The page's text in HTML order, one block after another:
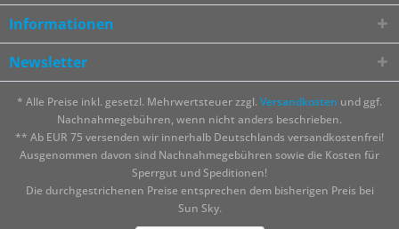
Informationen
Newsletter
* Alle Preise inkl. gesetzl. Mehrwertsteuer zzgl. Versandkosten und ggf.
Nachnahmegebühren, wenn nicht anders beschrieben.
** Ab EUR 75 versenden wir innerhalb Deutschlands versandkostenfrei!
Ausgenommen davon sind Nachnahmegebühren sowie die Kosten für
Sperrgut und Speditionen!
Die durchgestrichenen Preise entsprechen dem bisherigen Preis bei
Sun Sky.